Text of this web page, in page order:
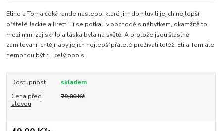
Eliho a Toma čeká rande naslepo, které jim domluvili jejich nejlepší
přátelé Jackie a Brett. Ti se potkali v obchodě s nábytkem, okamžitě to
mezi nimi zajiskřilo a láska byla na světě. A protože jsou šťastně
zamilovaní, chtějí, aby jejich nejlepší přátelé prožívali totéž. Eli a Tom ale
nemohou být r... celý popis
Dostupnost
skladem
Cena před
slevou
79,00 Kč